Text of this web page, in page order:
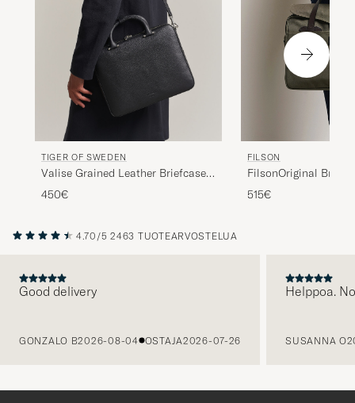
TIGER OF SWEDEN
Valise Grained Leather Briefcase
Black
450€
FILSON
FilsonOriginal
Green
515€
4.70/5 2463 TUOTEARVOSTELUA
Good delivery
GONZALO B2026-08-04 OSTAJA2026-07-26
Helppoa.
SUSANNA O